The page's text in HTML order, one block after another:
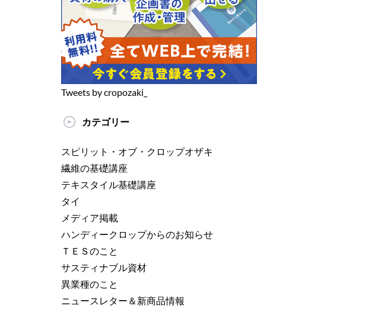
Tweets by cropozaki_
カテゴリー
スピリット・オブ・クロップオザキ
繊維の基礎講座
テキスタイル基礎講座
タイ
メディア掲載
ハンディークロップからのお知らせ
ＴＥＳのこと
サスティナブル資材
異業種のこと
ニュースレター＆新商品情報